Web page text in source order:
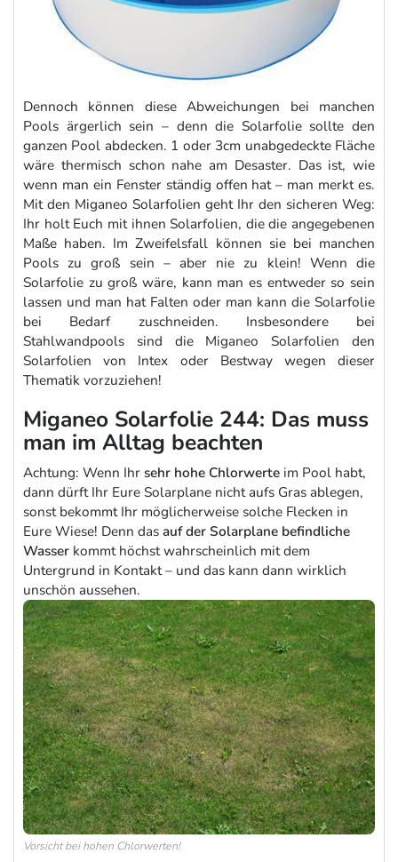
Dennoch können diese Abweichungen bei manchen
Pools ärgerlich sein – denn die Solarfolie sollte den
ganzen Pool abdecken. 1 oder 3cm unabgedeckte Fläche
wäre thermisch schon nahe am Desaster. Das ist, wie
wenn man ein Fenster ständig offen hat – man merkt es.
Mit den Miganeo Solarfolien geht Ihr den sicheren Weg:
Ihr holt Euch mit ihnen Solarfolien, die die angegebenen
Maße haben. Im Zweifelsfall können sie bei manchen
Pools zu groß sein – aber nie zu klein! Wenn die
Solarfolie zu groß wäre, kann man es entweder so sein
lassen und man hat Falten oder man kann die Solarfolie
bei Bedarf zuschneiden. Insbesondere bei
Stahlwandpools sind die Miganeo Solarfolien den
Solarfolien von Intex oder Bestway wegen dieser
Thematik vorzuziehen!
Miganeo Solarfolie 244: Das muss
man im Alltag beachten
Achtung: Wenn Ihrsehr hohe Chlorwerte im Pool habt,
dann dürft Ihr Eure Solarplane nicht aufs Gras ablegen,
sonst bekommt Ihr möglicherweise solche Flecken in
Eure Wiese! Denn dasauf der Solarplane befindliche
Wasser kommt höchst wahrscheinlich mit dem
Untergrund in Kontakt – und das kann dann wirklich
unschön aussehen.
Vorsicht bei hohen Chlorwerten!